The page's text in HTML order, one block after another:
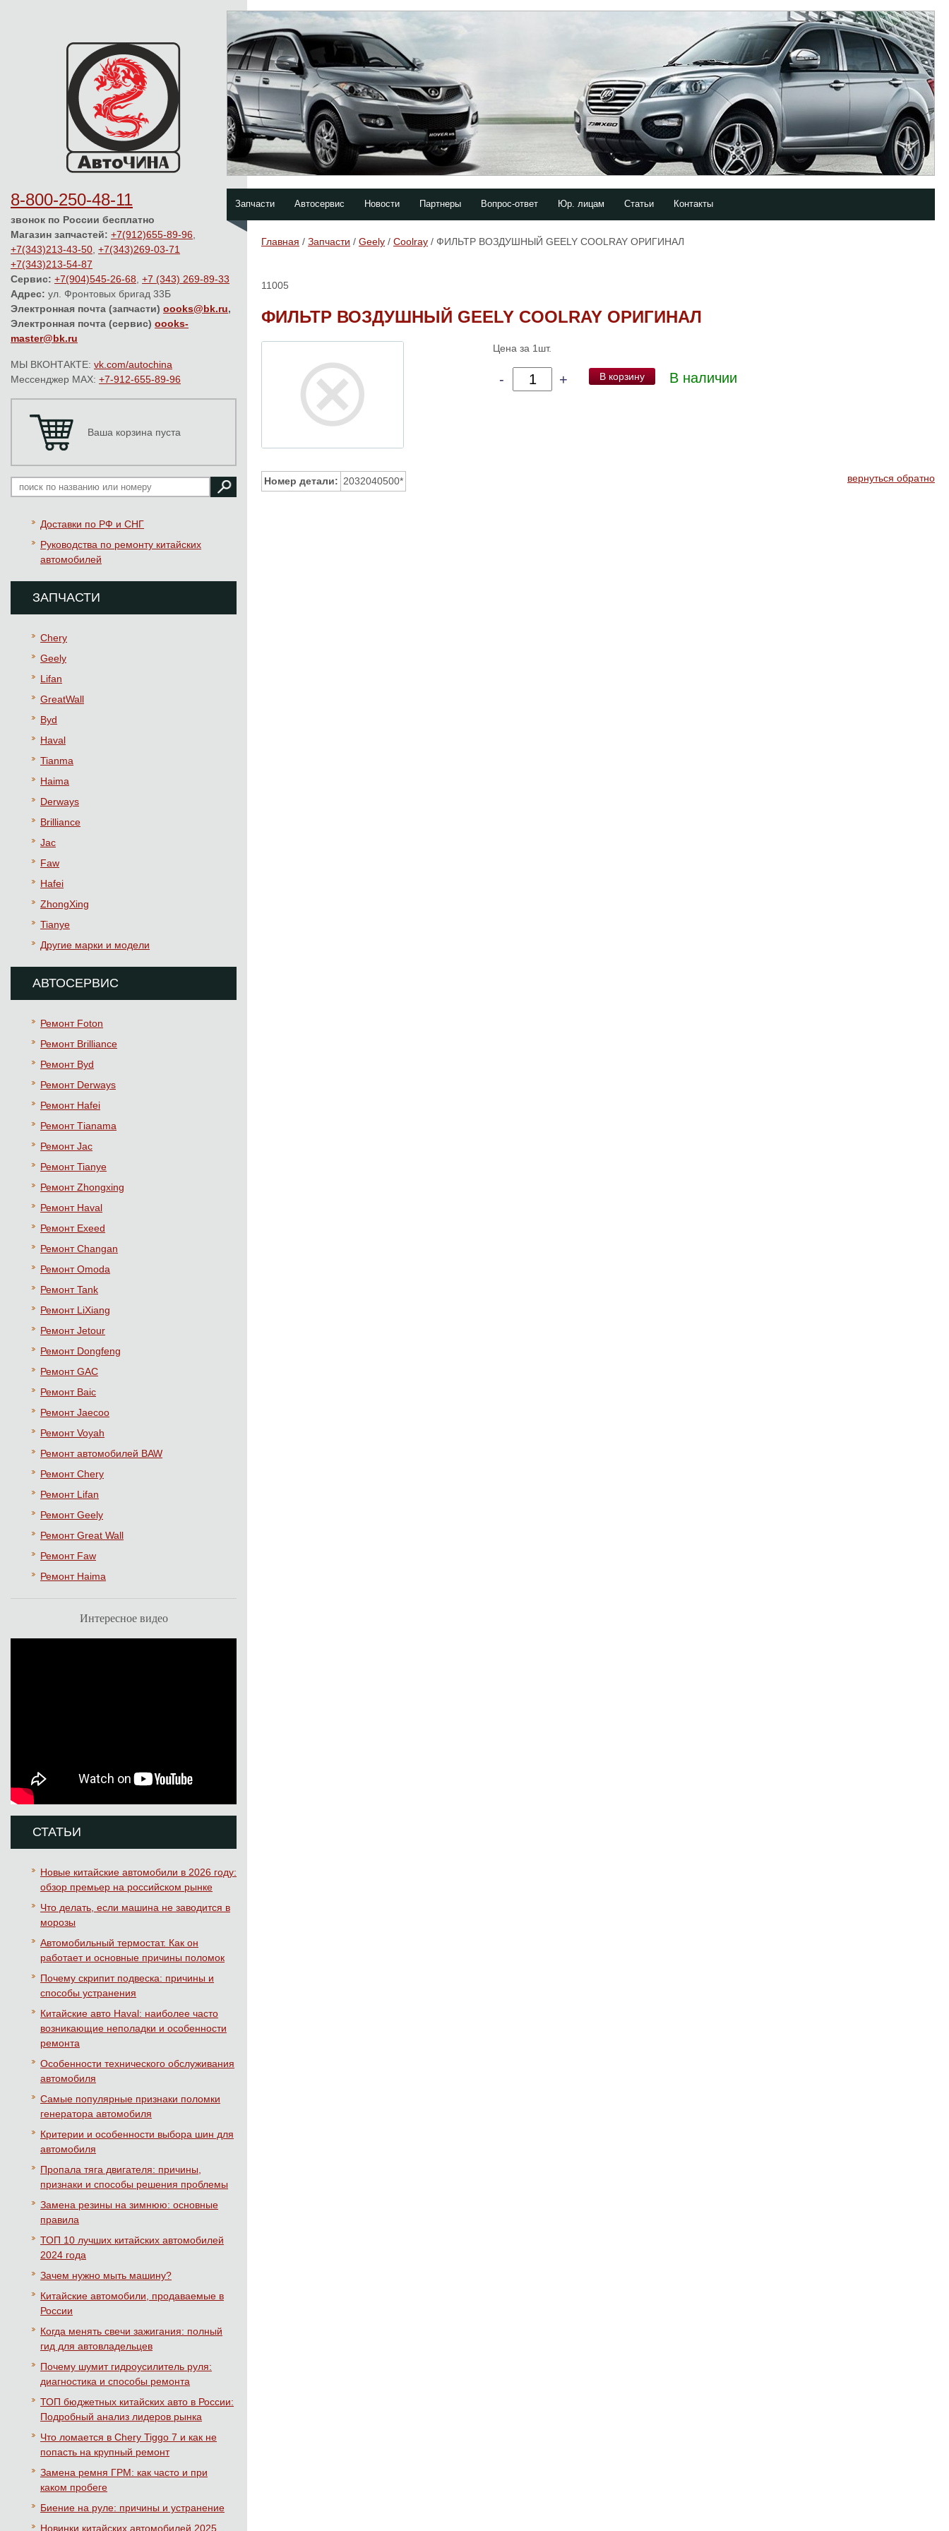
8-800-250-48-11
звонок по России бесплатно
Магазин запчастей: +7(912)655-89-96
+7(343)213-43-50 +7(343)269-03-71
+7(343)213-54-87
Сервис: +7(904)545-26-68 +7 (343) 269-89-33
Адрес: ул. Фронтовых бригад 33Б
Электронная почта (запчасти) oooks@bk.ru,
Электронная почта (сервис) oooks-
master@bk.ru
МЫ ВКОНТАКТЕ: vk.com/autochina
Мессенджер MAX: +7-912-655-89-96
Ваша корзина пуста
Доставки по РФ и СНГ
Руководства по ремонту китайских
автомобилей
ЗАПЧАСТИ
Chery
Geely
Lifan
GreatWall
Byd
Haval
Tianma
Haima
Derways
Brilliance
Jac
Faw
Hafei
ZhongXing
Tianye
Другие марки и модели
АВТОСЕРВИС
Ремонт Foton
Ремонт Brilliance
Ремонт Byd
Ремонт Derways
Ремонт Hafei
Ремонт Тianama
Ремонт Jac
Ремонт Tianye
Ремонт Zhongxing
Ремонт Haval
Ремонт Exeed
Ремонт Changan
Ремонт Omoda
Ремонт Tank
Ремонт LiXiang
Ремонт Jetour
Ремонт Dongfeng
Ремонт GAC
Ремонт Baic
Ремонт Jaecoo
Ремонт Voyah
Ремонт автомобилей BAW
Ремонт Chery
Ремонт Lifan
Ремонт Geely
Ремонт Great Wall
Ремонт Faw
Ремонт Haima
Интересное видео
СТАТЬИ
Новые китайские автомобили в 2026 году:
обзор премьер на российском рынке
Что делать, если машина не заводится в
морозы
Автомобильный термостат. Как он
работает и основные причины поломок
Почему скрипит подвеска: причины и
способы устранения
Китайские авто Haval: наиболее часто
возникающие неполадки и особенности
ремонта
Особенности технического обслуживания
автомобиля
Самые популярные признаки поломки
генератора автомобиля
Критерии и особенности выбора шин для
автомобиля
Пропала тяга двигателя: причины,
признаки и способы решения проблемы
Замена резины на зимнюю: основные
правила
ТОП 10 лучших китайских автомобилей
2024 года
Зачем нужно мыть машину?
Китайские автомобили, продаваемые в
России
Когда менять свечи зажигания: полный
гид для автовладельцев
Почему шумит гидроусилитель руля:
диагностика и способы ремонта
ТОП бюджетных китайских авто в России:
Подробный анализ лидеров рынка
Что ломается в Chery Tiggo 7 и как не
попасть на крупный ремонт
Замена ремня ГРМ: как часто и при
каком пробеге
Биение на руле: причины и устранение
Новинки китайских автомобилей 2025
Запчасти Автосервис Новости Партнеры Вопрос-ответ Юр. лицам Статьи Контакты
Главная / Запчасти / Geely / Coolray / ФИЛЬТР ВОЗДУШНЫЙ GEELY COOLRAY ОРИГИНАЛ
11005
ФИЛЬТР ВОЗДУШНЫЙ GEELY COOLRAY ОРИГИНАЛ
Цена за 1шт.
- + В корзину В наличии
Номер детали: 2032040500* вернуться обратно